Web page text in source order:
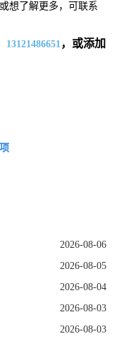
想了解更多，可联系
13121486651，或添加
2026-08-06
2026-08-05
2026-08-04
2026-08-03
2026-08-03